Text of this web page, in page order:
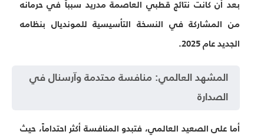
بعد أن كانت نتائج قطبي العاصمة مدريد سبباً في حرمانه
من المشاركة في النسخة التأسيسية للمونديال بنظامه
الجديد عام 2025.
المشهد العالمي: منافسة محتدمة وآرسنال في
الصدارة
أما على الصعيد العالمي، فتبدو المنافسة أكثر احتداماً، حيث